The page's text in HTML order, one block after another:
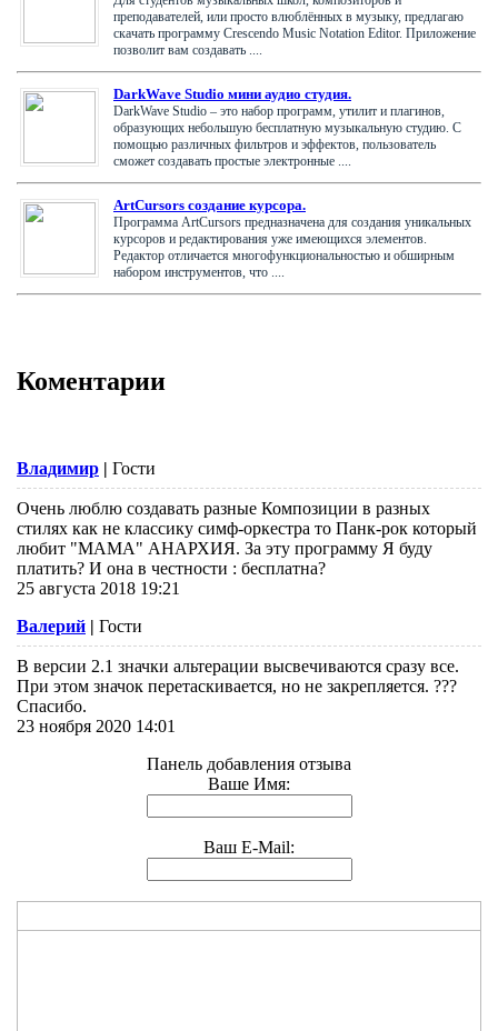
преподавателей, или просто влюблённых в музыку, предлагаю
скачать программу Crescendo Music Notation Editor. Приложение
позволит вам создавать ....
DarkWave Studio мини аудио студия.
DarkWave Studio – это набор программ, утилит и плагинов,
образующих небольшую бесплатную музыкальную студию. С
помощью различных фильтров и эффектов, пользователь
сможет создавать простые электронные ....
ArtCursors создание курсора.
Программа ArtCursors предназначена для создания уникальных
курсоров и редактирования уже имеющихся элементов.
Редактор отличается многофункциональностью и обширным
набором инструментов, что ....
Коментарии
Владимир | Гости
Очень люблю создавать разные Композиции в разных
стилях как не классику симф-оркестра то Панк-рок который
любит "МАМА" АНАРХИЯ. За эту программу Я буду
платить? И она в честности : бесплатна?
25 августа 2018 19:21
Валерий | Гости
В версии 2.1 значки альтерации высвечиваются сразу все.
При этом значок перетаскивается, но не закрепляется. ???
Спасибо.
23 ноября 2020 14:01
Панель добавления отзыва
Ваше Имя:
Ваш E-Mail: